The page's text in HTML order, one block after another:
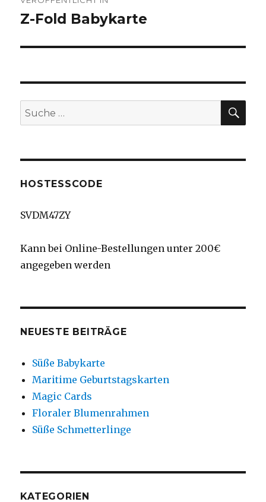
Z-Fold Babykarte
Suche
nach:
HOSTESSCODE
SVDM47ZY
Kann bei Online-Bestellungen unter 200€
angegeben werden
NEUESTE BEITRÄGE
Süße Babykarte
Maritime Geburtstagskarten
Magic Cards
Floraler Blumenrahmen
Süße Schmetterlinge
KATEGORIEN